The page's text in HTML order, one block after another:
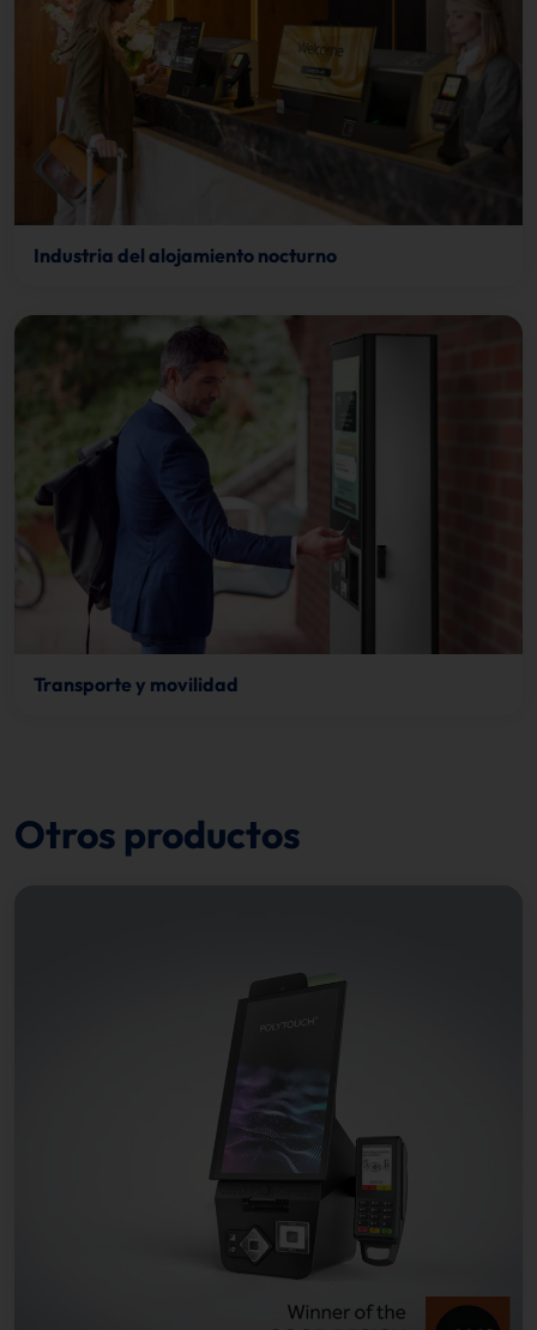
Industria del alojamiento nocturno
Transporte y movilidad
Otros productos